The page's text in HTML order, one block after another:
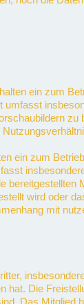
ein zum
ein zum
wird oder
mit
Die
Das